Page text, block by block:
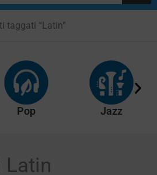
taggati “Latin”
Pop Jazz
Latin